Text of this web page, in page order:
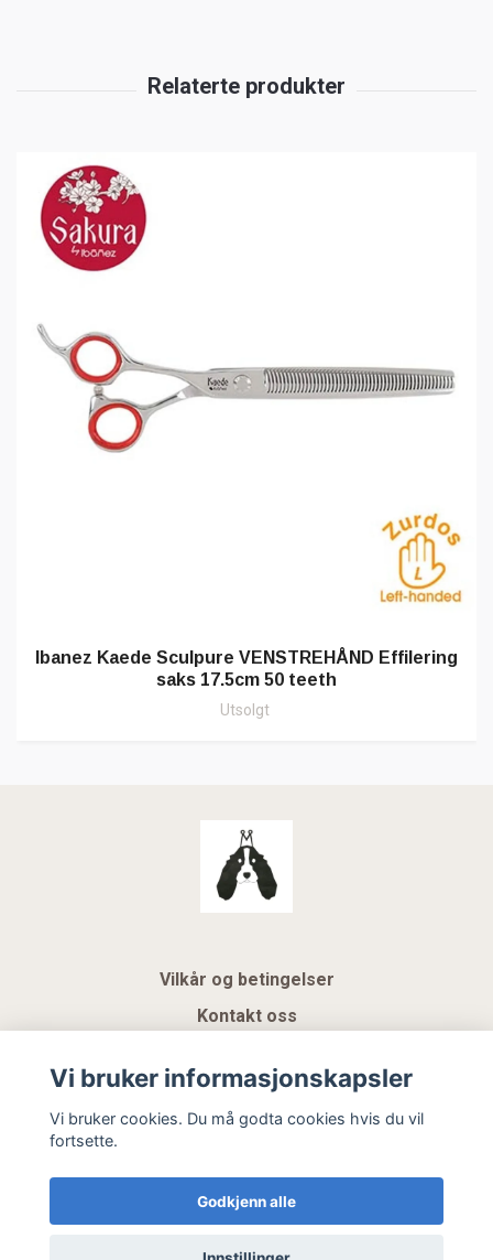
Ibanez Kaede Sculpure VENSTREHÅND Effilering
saks 17.5cm 50 teeth
Utsolgt
Vilkår og betingelser
Kontakt oss
Gavekort
Vi bruker informasjonskapsler
Vi bruker cookies. Du må godta cookies hvis du vil
fortsette.
Godkjenn alle